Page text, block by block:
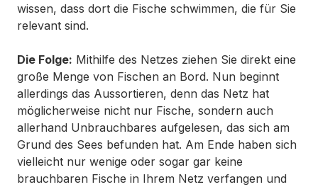
wissen, dass dort die Fische schwimmen, die für Sie
relevant sind.
Die Folge: Mithilfe des Netzes ziehen Sie direkt eine
große Menge von Fischen an Bord. Nun beginnt
allerdings das Aussortieren, denn das Netz hat
möglicherweise nicht nur Fische, sondern auch
allerhand Unbrauchbares aufgelesen, das sich am
Grund des Sees befunden hat. Am Ende haben sich
vielleicht nur wenige oder sogar gar keine
brauchbaren Fische in Ihrem Netz verfangen und